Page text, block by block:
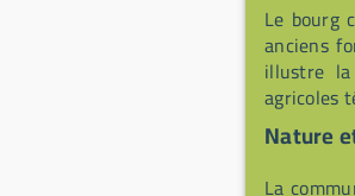
Le bourg
anciens
illustre
agricoles
Nature
La